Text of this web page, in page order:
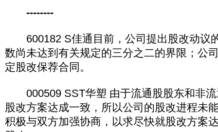
--------
600182 S佳通目前，公司提出股改动议
数尚未达到有关规定的三分之二的界限；公
定股改保荐合同。
000509 SST华塑 由于流通股股东和非流
股改方案达成一致，所以公司的股改进程未
积极与双方加强协商，以求尽快就股改方案